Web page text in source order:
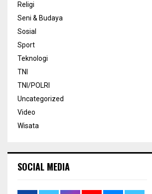
Religi
Seni & Budaya
Sosial
Sport
Teknologi
TNI
TNI/POLRI
Uncategorized
Video
Wisata
SOCIAL MEDIA